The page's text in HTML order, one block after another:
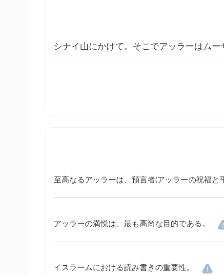
シナイ山にかけて。そこでアッラーはムー
至高なるアッラーは、預言者(アッラーの祝福
アッラーの満悦は、最も高尚な目的である。
イスラームにおける読み書きの重要性。